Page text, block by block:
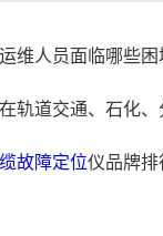
维人员面临哪些
轨道交通、石化
故障定位仪品牌排